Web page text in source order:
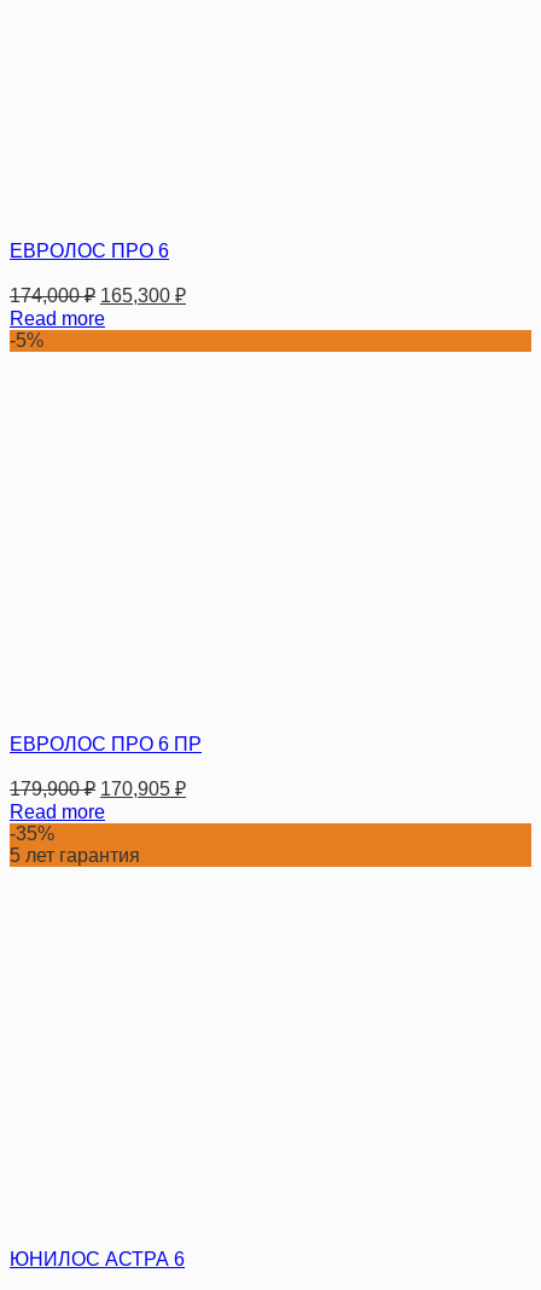
ЕВРОЛОС ПРО 6
174,000₽ 165,300 ₽
Read more
-5%
ЕВРОЛОС ПРО 6 ПР
179,900₽ 170,905 ₽
Read more
-35%
5 лет гарантия
ЮНИЛОС АСТРА 6